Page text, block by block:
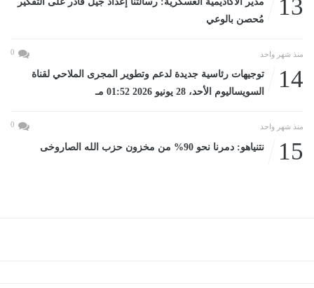
13
مُحصن بالوعي
منذ شهر واحد 0
14
توجيهات رئاسية جديدة لدعم وتطوير المجرى الملاحي لقناة
السويساليوم الأحد، 28 يونيو 2026 01:52 مـ
منذ شهر واحد 0
15 نتنياهو: دمرنا نحو 90% من مخزون حزب الله الصاروخى